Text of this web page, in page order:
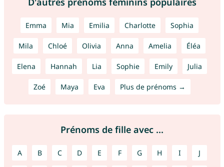
Emma Mia Emilia Charlotte Sophia
Mila Chloé Olivia Anna Amelia Éléa
Elena Hannah Lia Sophie Emily Julia
Zoé Maya Eva Plus de prénoms →
Prénoms de fille avec ...
A B C D E F G H I J